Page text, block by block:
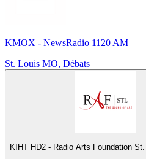
KMOX - NewsRadio 1120 AM
St. Louis MO, Débats
KIHT HD2 - Radio Arts Foundation